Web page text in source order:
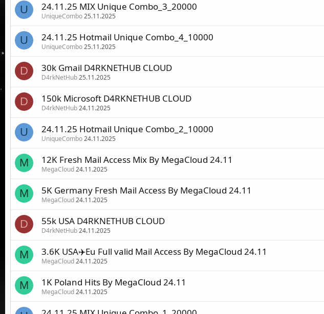
U 24.11.25 MIX Unique Combo_3_20000
UniqueCombo25.11.2025
U 24.11.25 Hotmail Unique Combo_4_10000
UniqueCombo25.11.2025
D 30k Gmail D4RKNETHUB CLOUD
D4rkNetHub25.11.2025
D 150k Microsoft D4RKNETHUB CLOUD
D4rkNetHub24.11.2025
U 24.11.25 Hotmail Unique Combo_2_10000
UniqueCombo24.11.2025
M 12K Fresh Mail Access Mix By MegaCloud 24.11
MegaCloud24.11.2025
M 5K Germany Fresh Mail Access By MegaCloud 24.11
MegaCloud24.11.2025
D 55k USA D4RKNETHUB CLOUD
D4rkNetHub24.11.2025
M 3.6K USA✈️Eu Full valid Mail Access By MegaCloud 24.11
MegaCloud24.11.2025
M 1K Poland Hits By MegaCloud 24.11
MegaCloud24.11.2025